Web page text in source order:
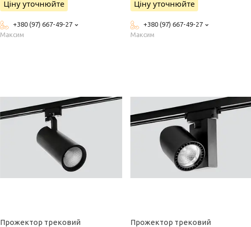
Ціну уточнюйте
+380 (97) 667-49-27
Максим
Ціну уточнюйте
+380 (97) 667-49-27
Максим
Прожектор трековий
Прожектор трековий